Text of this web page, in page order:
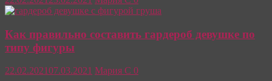
Как правильно составить гардероб девушке по
типу фигуры
22.02.202107.03.2021 Мария С 0